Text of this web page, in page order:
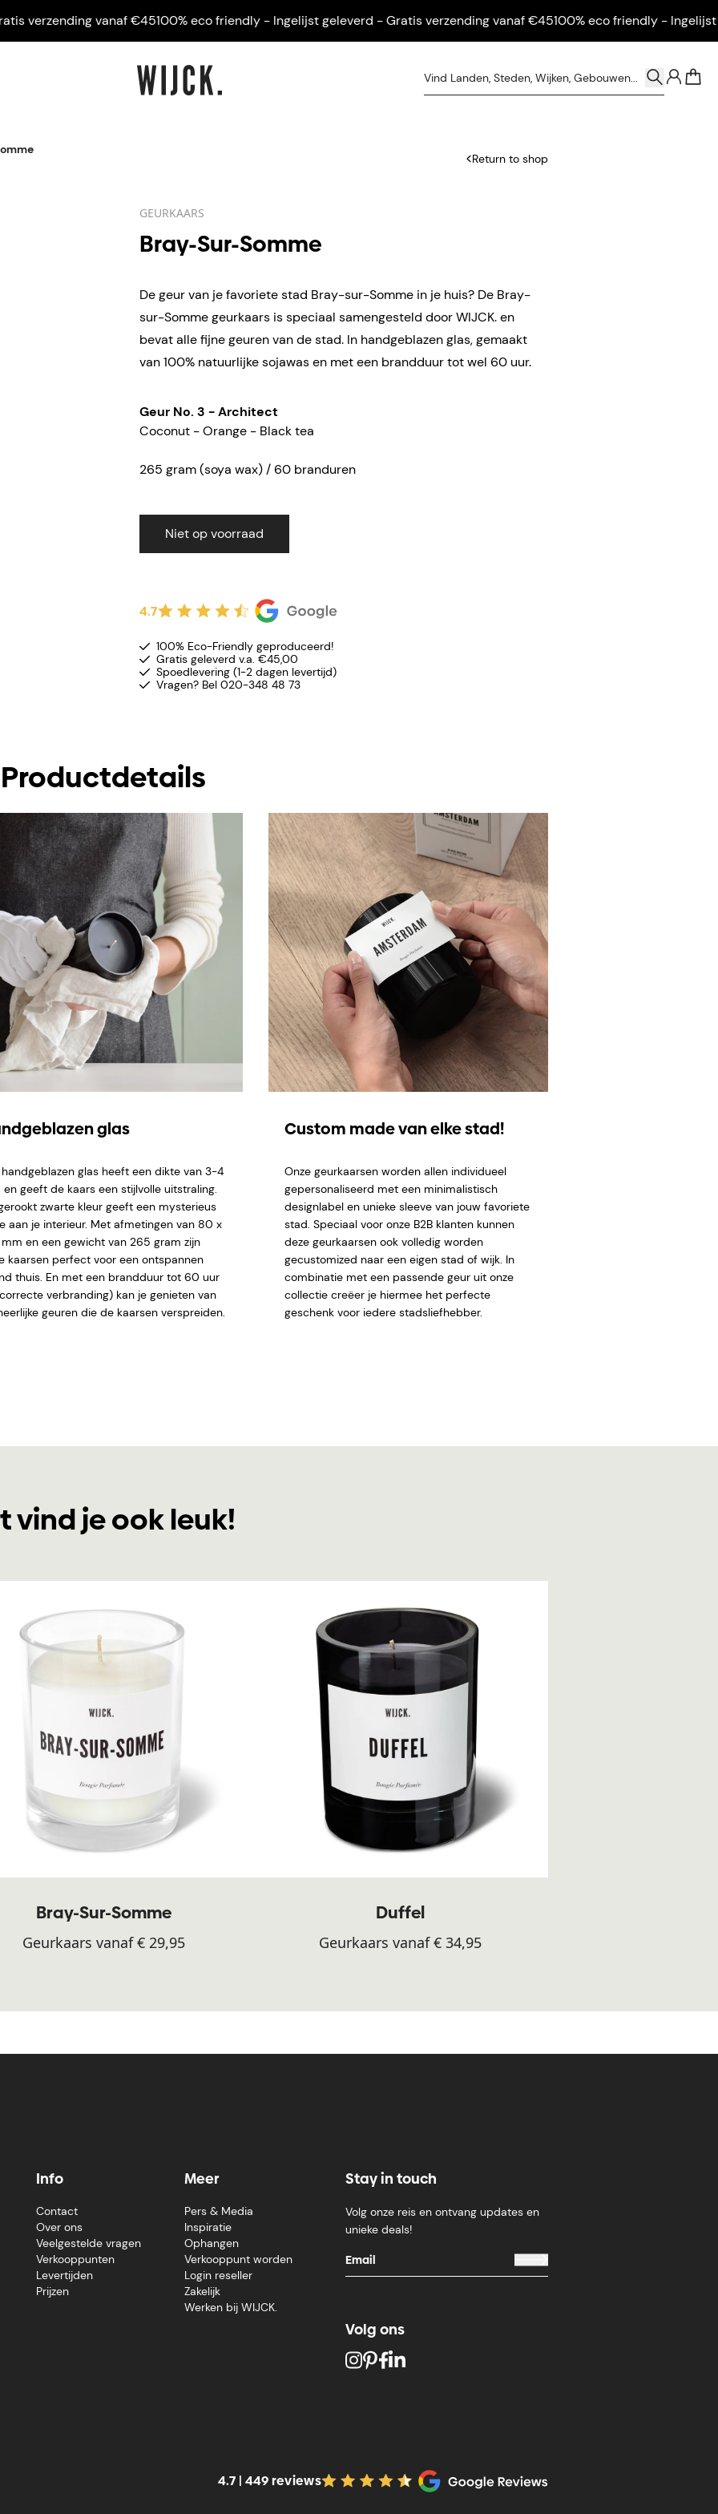
vanaf €45100% eco friendly - Ingelijst geleverd - Gratis verzending vanaf €45100% eco friendly - Ingelijst
Return to shop
GEURKAARS
Bray-Sur-Somme
De geur van je favoriete stad Bray-sur-Somme in je huis? De Bray-
sur-Somme geurkaars is speciaal samengesteld door WIJCK. en
bevat alle fijne geuren van de stad. In handgeblazenglas, gemaakt
van 100% natuurlijke sojawas en met een brandduur tot wel 60 uur.
Geur No. 3 - Architect
Coconut - Orange - Black tea
265 gram (soya wax) / 60 branduren
Niet op voorraad
4.7
100% Eco-Friendly geproduceerd!
Gratis geleverd v.a. €45,00
Spoedlevering (1-2 dagen levertijd)
Vragen? Bel 020-348 48 73
Productdetails
glas
glas heeft een dikte van 3-4
geeft de kaars een stijlvolle uitstraling.
zwarte kleur geeft een mysterieus
aan je interieur. Met afmetingen van 80 x
en een gewicht van 265 gram zijn
kaarsen perfect voor een ontspannen
thuis. En met een brandduur tot 60 uur
verbranding) kan je genieten van
geuren die de kaarsen verspreiden.
Custom made van elke stad!
Onze geurkaarsen worden allen individueel
gepersonaliseerd met een minimalistisch
designlabel en unieke sleeve van jouw favoriete
stad. Speciaal voor onze B2B klanten kunnen
deze geurkaarsen ook volledig worden
gecustomized naar een eigen stad of wijk. In
combinatie met een passende geur uit onze
collectie creëer je hiermee het perfecte
geschenk voor iedere stadsliefhebber.
vind je ook leuk!
Bray-Sur-Somme
Geurkaars vanaf € 29,95
Duffel
Geurkaars vanaf € 34,95
Info
Contact
Over ons
Veelgestelde vragen
Verkooppunten
Levertijden
Prijzen
Meer
Pers & Media
Inspiratie
Ophangen
Verkooppunt worden
Login reseller
Zakelijk
Werken bij WIJCK.
Stay in touch
Volg onze reis en ontvang updates en
unieke deals!
Volg ons
4.7 | 449 reviews